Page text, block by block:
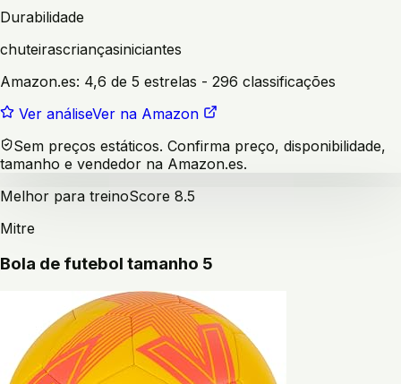
Durabilidade
chuteirascriançasiniciantes
Amazon.es: 4,6 de 5 estrelas - 296 classificações
Ver análiseVer na Amazon
Sem preços estáticos. Confirma preço, disponibilidade,
tamanho e vendedor na Amazon.es.
Melhor para treinoScore 8.5
Mitre
Bola de futebol tamanho 5